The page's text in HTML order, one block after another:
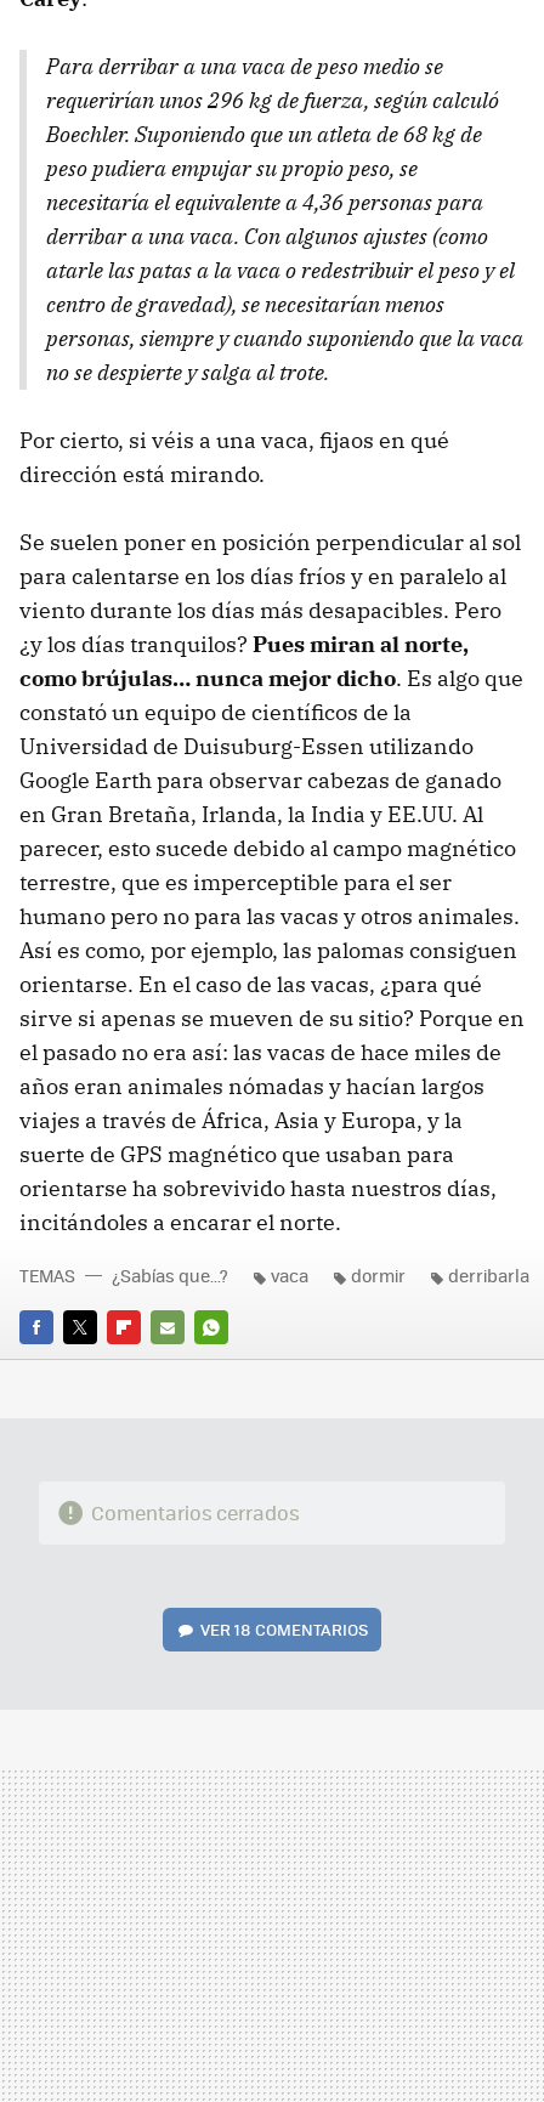
Para derribar a una vaca de peso medio se
requerirían unos 296 kg de fuerza, según calculó
Boechler. Suponiendo que un atleta de 68 kg de
peso pudiera empujar su propio peso, se
necesitaría el equivalente a 4,36 personas para
derribar a una vaca. Con algunos ajustes (como
atarle las patas a la vaca o redestribuir el peso y el
centro de gravedad), se necesitarían menos
personas, siempre y cuando suponiendo que la vaca
no se despierte y salga al trote.
Por cierto, si véis a una vaca, fijaos en qué
dirección está mirando.
Se suelen poner en posición perpendicular al sol
para calentarse en los días fríos y en paralelo al
viento durante los días más desapacibles. Pero
¿y los días tranquilos? Pues miran al norte,
como brújulas… nunca mejor dicho. Es algo que
constató un equipo de científicos de la
Universidad de Duisuburg-Essen utilizando
Google Earth para observar cabezas de ganado
en Gran Bretaña, Irlanda, la India y EE.UU. Al
parecer, esto sucede debido al campo magnético
terrestre, que es imperceptible para el ser
humano pero no para las vacas y otros animales.
Así es como, por ejemplo, las palomas consiguen
orientarse. En el caso de las vacas, ¿para qué
sirve si apenas se mueven de su sitio? Porque en
el pasado no era así: las vacas de hace miles de
años eran animales nómadas y hacían largos
viajes a través de África, Asia y Europa, y la
suerte de GPS magnético que usaban para
orientarse ha sobrevivido hasta nuestros días,
incitándoles a encarar el norte.
FACEBOOK
TWITTERFLIPBOARD
E-
WHATSAPP
TEMAS ¿Sabías que...? vaca dormir derribarla
Comentarios cerrados
VER 18 COMENTARIOS